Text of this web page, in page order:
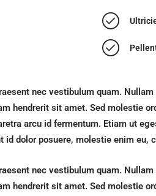
nec vestibulum quam.
hendrerit sit amet. Sed molestie
arcu id fermentum. Etiam ut
dolor posuere, molestie enim eu,
nec vestibulum quam.
hendrerit sit amet. Sed molestie